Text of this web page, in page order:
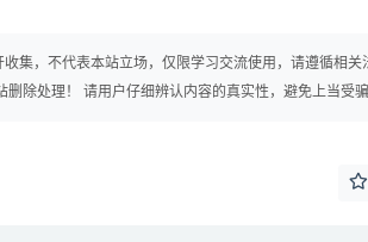
集，不代表本站立场，仅限学习交流使用，请遵循相
除处理！ 请用户仔细辨认内容的真实性，避免上当受骗